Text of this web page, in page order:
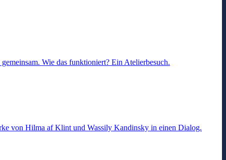
Wie das funktioniert? Ein Atelierbesuch.
von Hilma af Klint und Wassily Kandinsky in einen Dialog.